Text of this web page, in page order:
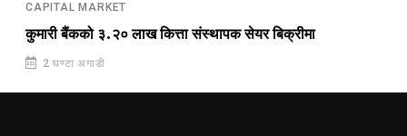
CAPITAL MARKET
कुमारी बैंकको ३.२० लाख कित्ता संस्थापक सेयर बिक्रीमा
2 घण्टा अगाडी